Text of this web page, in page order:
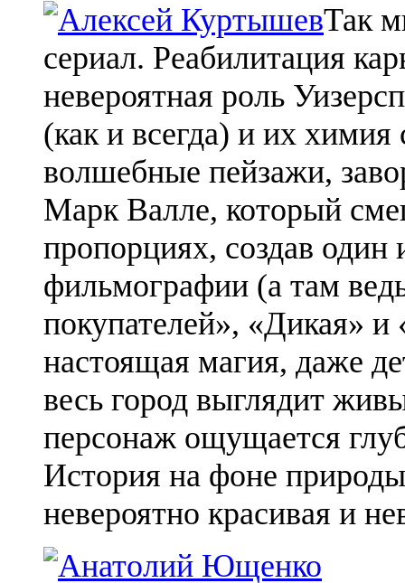
Так
сериал. Реабилитация
невероятная роль
(как и всегда) и их
волшебные пейзажи,
Марк Валле, который
пропорциях, создав один
фильмографии (а там
покупателей», «Дикая»
настоящая магия, даже
весь город выглядит
персонаж ощущается
История на фоне
невероятно красивая и